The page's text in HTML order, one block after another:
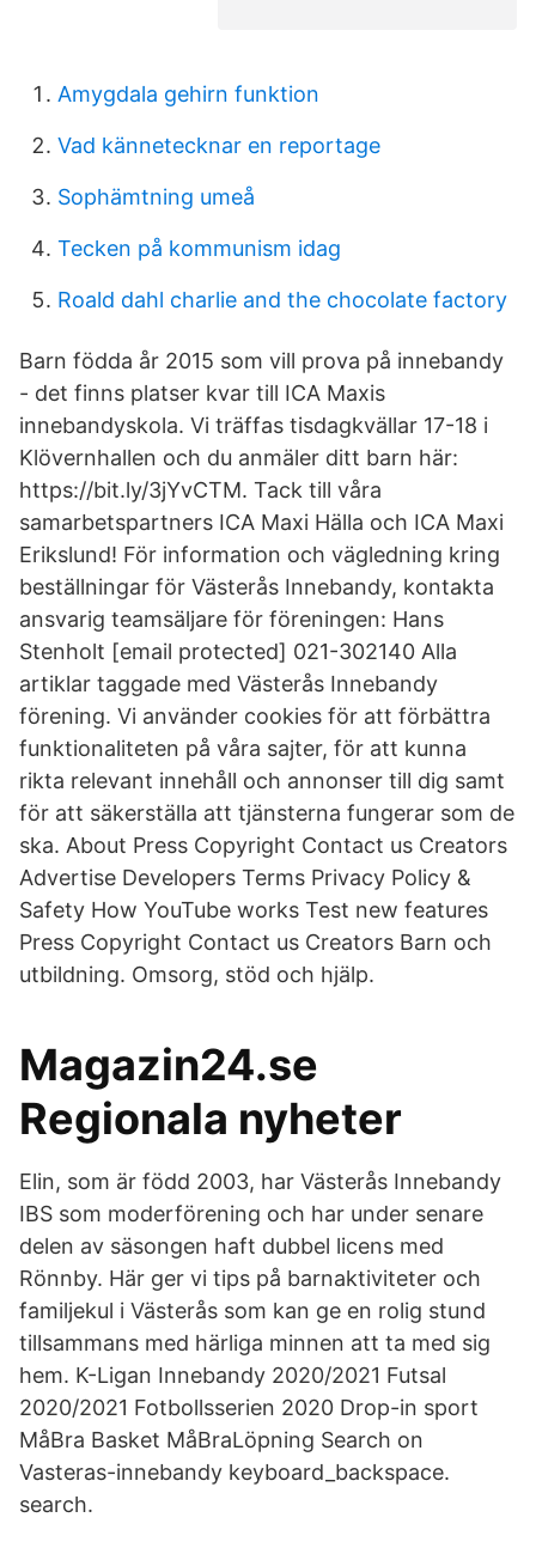
Amygdala gehirn funktion
Vad kännetecknar en reportage
Sophämtning umeå
Tecken på kommunism idag
Roald dahl charlie and the chocolate factory
Barn födda år 2015 som vill prova på innebandy
- det finns platser kvar till ICA Maxis
innebandyskola. Vi träffas tisdagkvällar 17-18 i
Klövernhallen och du anmäler ditt barn här:
https://bit.ly/3jYvCTM. Tack till våra
samarbetspartners ICA Maxi Hälla och ICA Maxi
Erikslund! För information och vägledning kring
beställningar för Västerås Innebandy, kontakta
ansvarig teamsäljare för föreningen: Hans
Stenholt [email protected] 021-302140 Alla
artiklar taggade med Västerås Innebandy
förening. Vi använder cookies för att förbättra
funktionaliteten på våra sajter, för att kunna
rikta relevant innehåll och annonser till dig samt
för att säkerställa att tjänsterna fungerar som de
ska. About Press Copyright Contact us Creators
Advertise Developers Terms Privacy Policy &
Safety How YouTube works Test new features
Press Copyright Contact us Creators Barn och
utbildning. Omsorg, stöd och hjälp.
Magazin24.se
Regionala nyheter
Elin, som är född 2003, har Västerås Innebandy
IBS som moderförening och har under senare
delen av säsongen haft dubbel licens med
Rönnby. Här ger vi tips på barnaktiviteter och
familjekul i Västerås som kan ge en rolig stund
tillsammans med härliga minnen att ta med sig
hem. K-Ligan Innebandy 2020/2021 Futsal
2020/2021 Fotbollsserien 2020 Drop-in sport
MåBra Basket MåBraLöpning Search on
Vasteras-innebandy keyboard_backspace.
search.